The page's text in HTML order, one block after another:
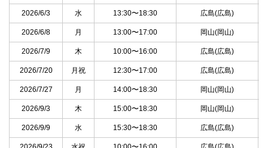
2026/6/3 水 13:30〜18:30 広島(広島)
2026/6/8 月 13:00〜17:00 岡山(岡山)
2026/7/9 木 10:00〜16:00 広島(広島)
2026/7/20 月祝 12:30〜17:00 広島(広島)
2026/7/27 月 14:00〜18:30 岡山(岡山)
2026/9/3 木 15:00〜18:30 岡山(岡山)
2026/9/9 水 15:30〜18:30 広島(広島)